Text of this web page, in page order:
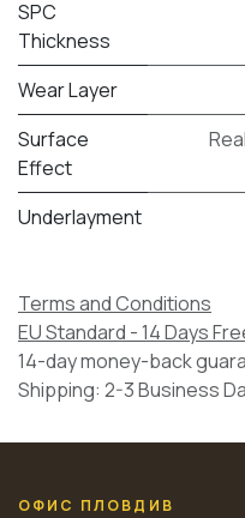
SPC
Thickness
Wear Layer
Surface
Effect
Underlayment
Terms and Conditions
EU Standard - 14 Days
14-day money-back
Shipping: 2-3 Business
ОФИС ПЛОВДИВ